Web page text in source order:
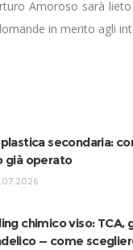
Amoroso sarà
in merito agli
secondaria:
già operato
chimico viso: TCA,
— come